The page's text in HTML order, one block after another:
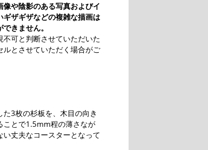
像や陰影のある写真およびイ
ギザギザなどの複雑な描画は
きません。
不可と判断させていただいた
ルとさせていただく場合がご
た3枚の杉板を、木目の向き
ことで1.5mm程の薄さなが
い丈夫なコースターとなって